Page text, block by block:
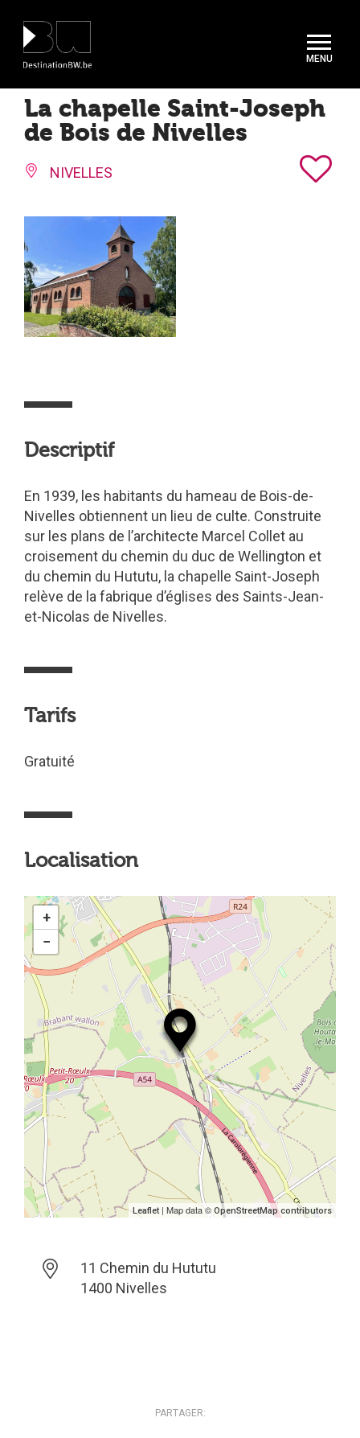
La chapelle Saint-Joseph
de Bois de Nivelles
NIVELLES
Descriptif
En 1939, les habitants du hameau de Bois-de-
Nivelles obtiennent un lieu de culte. Construite
sur les plans de l’architecte Marcel Collet au
croisement du chemin du duc de Wellington et
du chemin du Hututu, la chapelle Saint-Joseph
relève de la fabrique d’églises des Saints-Jean-
et-Nicolas de Nivelles.
Tarifs
Gratuité
Localisation
+
−
Leaflet | Map data © OpenStreetMap contributors
11 Chemin du Hututu
1400 Nivelles
PARTAGER: